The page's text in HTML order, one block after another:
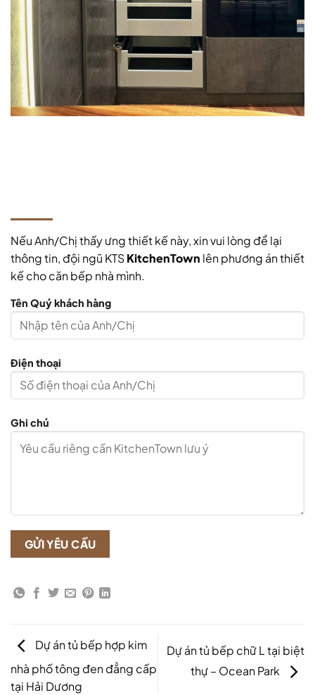
Nếu Anh/Chị thấy ưng thiết kế này, xin vui lòng để lại
thông tin, đội ngũ KTSKitchenTown lên phương án thiết
kế cho căn bếp nhà mình.
Tên Quý khách hàng
Điện thoại
Ghi chú
Dự án tủ bếp hợp kim
nhà phố tông đen đẳng cấp
tại Hải Dương
Dự án tủ bếp chữ L tại biệt
thự – Ocean Park